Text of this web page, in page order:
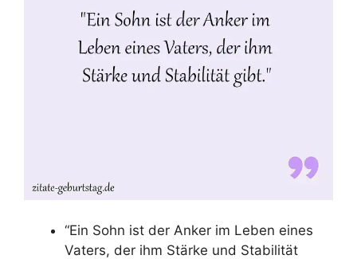
“Ein Sohn ist der Anker im Leben eines
Vaters, der ihm Stärke und Stabilität